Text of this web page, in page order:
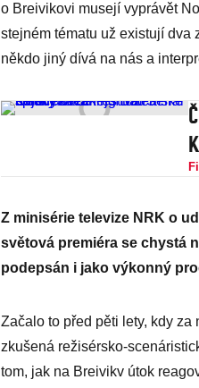
o Breivikovi musejí vyprávět
stejném tématu už existují dva
někdo jiný dívá na nás a
Z minisérie televize NRK o
světová premiéra se chystá
podepsán i jako výkonný
Začalo to před pěti lety, kdy
zkušená režisérsko-
tom, jak na Breivikv útok